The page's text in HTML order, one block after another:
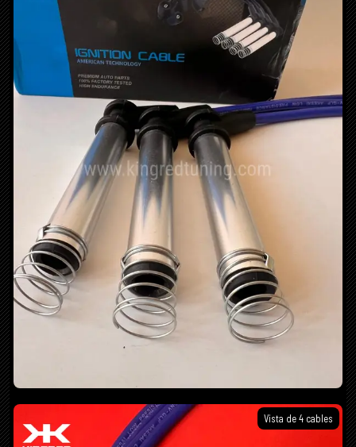
Vista de 4 cables